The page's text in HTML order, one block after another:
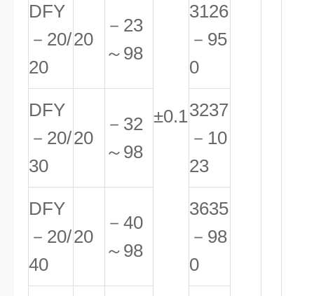
±0.1
DFY
－20/
20
20
－23
～98
3126
－95
0
DFY
－20/
30
20
－32
～98
3237
－10
23
DFY
－20/
40
20
－40
～98
3635
－98
0